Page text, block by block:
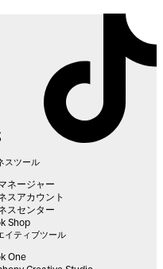
スツール
ネージャー
スアカウント
スセンター
Shop
イティブツール
One